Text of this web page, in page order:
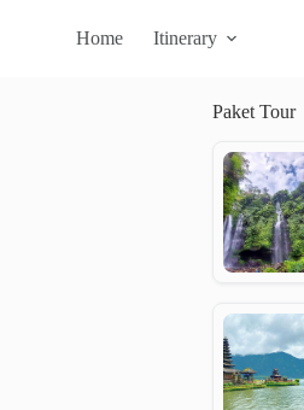
Home Itinerary
Paket Tour